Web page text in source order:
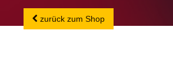
zurück zum Shop